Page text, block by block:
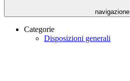
navigazione
Categorie
Disposizioni generali